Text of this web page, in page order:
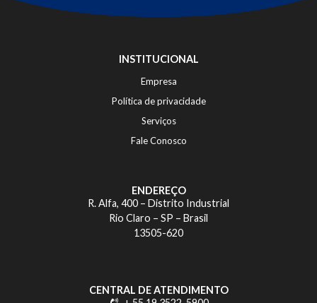
INSTITUCIONAL
Empresa
Política de privacidade
Serviços
Fale Conosco
ENDEREÇO
R. Alfa, 400 – Distrito Industrial
Rio Claro – SP – Brasil
13505-620
CENTRAL DE ATENDIMENTO